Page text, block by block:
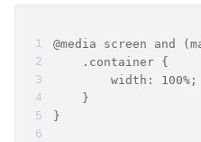
@media screen and
    .container {
        width: 100%;
    }
}